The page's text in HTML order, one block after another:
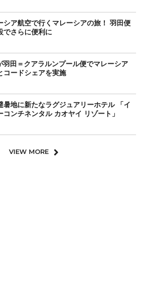
シア航空で行くマレーシアの旅！ 羽田便
でさらに便利に
羽田＝クアラルンプール便でマレーシア
コードシェアを実施
暑地に新たなラグジュアリーホテル 「イ
コンチネンタル カオヤイ リゾート」
VIEW MORE